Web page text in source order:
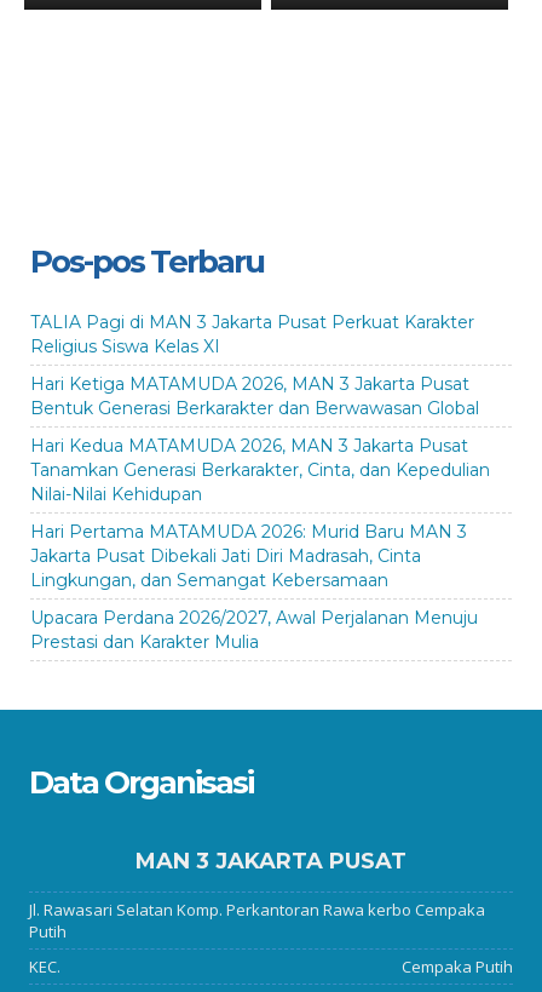
Pos-pos Terbaru
TALIA Pagi di MAN 3 Jakarta Pusat Perkuat Karakter
Religius Siswa Kelas XI
Hari Ketiga MATAMUDA 2026, MAN 3 Jakarta Pusat
Bentuk Generasi Berkarakter dan Berwawasan Global
Hari Kedua MATAMUDA 2026, MAN 3 Jakarta Pusat
Tanamkan Generasi Berkarakter, Cinta, dan Kepedulian
Nilai-Nilai Kehidupan
Hari Pertama MATAMUDA 2026: Murid Baru MAN 3
Jakarta Pusat Dibekali Jati Diri Madrasah, Cinta
Lingkungan, dan Semangat Kebersamaan
Upacara Perdana 2026/2027, Awal Perjalanan Menuju
Prestasi dan Karakter Mulia
Data Organisasi
MAN 3 JAKARTA PUSAT
Jl. Rawasari Selatan Komp. Perkantoran Rawa kerbo Cempaka
Putih
KEC.
Cempaka Putih